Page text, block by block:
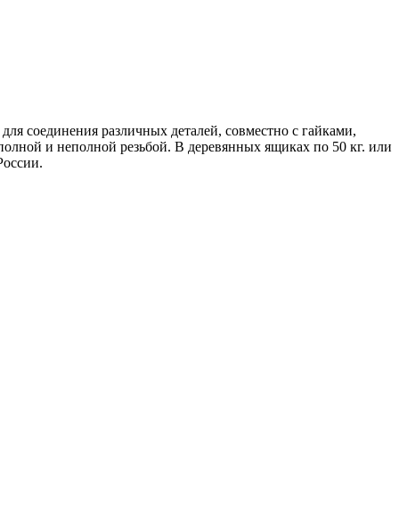
соединения различных деталей, совместно с гайками,
и неполной резьбой. В деревянных ящиках по 50 кг. или